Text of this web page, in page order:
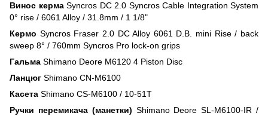
Винос керма Syncros DC 2.0 Syncros Cable Integration System
0° rise / 6061 Alloy / 31.8mm / 1 1/8"
Кермо Syncros Fraser 2.0 DC Alloy 6061 D.B. mini Rise / back
sweep 8° / 760mm Syncros Pro lock-on grips
Гальма Shimano Deore M6120 4 Piston Disc
Ланцюг Shimano CN-M6100
Касета Shimano CS-M6100 / 10-51T
Ручки перемикача (манетки) Shimano Deore SL-M6100-IR /